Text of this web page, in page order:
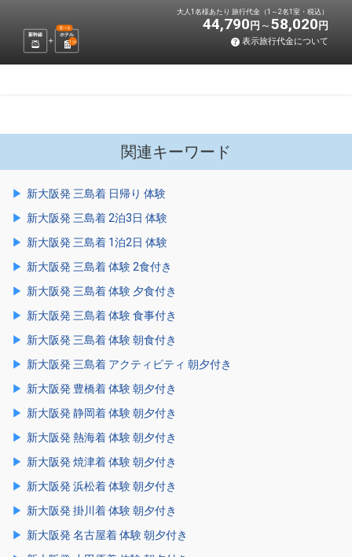
新幹線 ホテル
選べる
1 泊
大人1名様あたり 旅行代金（1～2名1室・税込）
44,790 円 58,020 円
表示旅行代金について
関連キーワード
新大阪発 三島着 日帰り 体験
新大阪発 三島着 2泊3日 体験
新大阪発 三島着 1泊2日 体験
新大阪発 三島着 体験 2食付き
新大阪発 三島着 体験 夕食付き
新大阪発 三島着 体験 食事付き
新大阪発 三島着 体験 朝食付き
新大阪発 三島着 アクティビティ 朝夕付き
新大阪発 豊橋着 体験 朝夕付き
新大阪発 静岡着 体験 朝夕付き
新大阪発 熱海着 体験 朝夕付き
新大阪発 焼津着 体験 朝夕付き
新大阪発 浜松着 体験 朝夕付き
新大阪発 掛川着 体験 朝夕付き
新大阪発 名古屋着 体験 朝夕付き